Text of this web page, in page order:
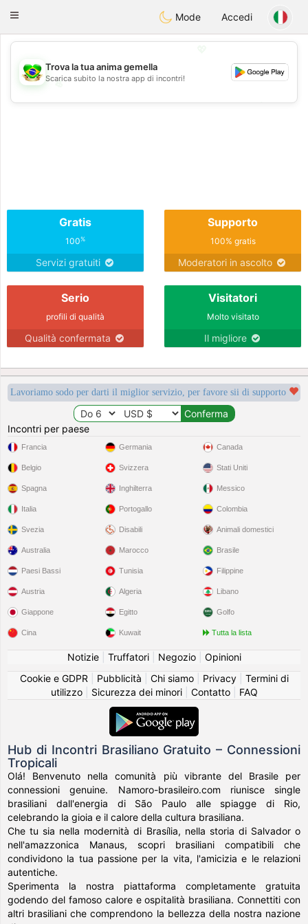
Conversar
Toggle
Mode Accedi
💖
💕
Trova la tua anima gemella
Scarica subito la nostra app di incontri!
Gratis
100%
Servizi gratuiti
Supporto
100% gratis
Moderatori in ascolto
Serio
profili di qualità
Qualità confermata
Visitatori
Molto visitato
Il migliore
Lavoriamo sodo per darti il miglior servizio, per favore sii di supporto
Incontri per paese
Francia
Belgio
Spagna
Italia
Svezia
Germania
Svizzera
Inghilterra
Portogallo
Disabili
Canada
Stati Uniti
Messico
Colombia
Animali domestici
Australia
Paesi Bassi
Austria
Giappone
Cina
Marocco
Tunisia
Algeria
Egitto
Kuwait
Brasile
Filippine
Libano
Golfo
Tutta la lista
Notizie| Truffatori| Negozio| Opinioni
Cookie e GDPR
Pubblicità Chi siamo| Privacy| Termini di
utilizzo| Sicurezza dei minori| Contatto| FAQ
Hub di Incontri Brasiliano Gratuito – Connessioni
Tropicali
Olá! Benvenuto nella comunità più vibrante del Brasile per
connessioni genuine. Namoro-brasileiro.com riunisce single
brasiliani dall'energia di São Paulo alle spiagge di Rio,
celebrando la gioia e il calore della cultura brasiliana.
Che tu sia nella modernità di Brasília, nella storia di Salvador o
nell'amazzonica Manaus, scopri brasiliani compatibili che
condividono la tua passione per la vita, l'amicizia e le relazioni
autentiche.
Sperimenta la nostra piattaforma completamente gratuita
godendo del famoso calore e ospitalità brasiliana. Connettiti con
altri brasiliani che comprendono la bellezza della nostra nazione